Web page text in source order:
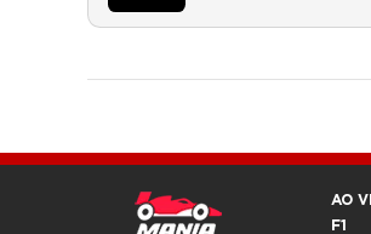
AO
F1